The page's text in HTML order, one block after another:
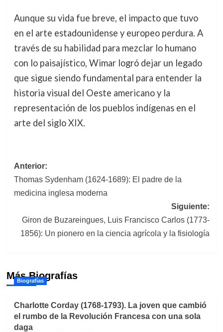
Aunque su vida fue breve, el impacto que tuvo
en el arte estadounidense y europeo perdura. A
través de su habilidad para mezclar lo humano
con lo paisajístico, Wimar logró dejar un legado
que sigue siendo fundamental para entender la
historia visual del Oeste americano y la
representación de los pueblos indígenas en el
arte del siglo XIX.
Navegación
de
entradas
Anterior:
Thomas Sydenham (1624-1689): El padre de la
medicina inglesa moderna
Siguiente:
Giron de Buzareingues, Luis Francisco Carlos (1773-
1856): Un pionero en la ciencia agrícola y la fisiología
Más Biografías
Biografías
Charlotte Corday (1768-1793). La joven que cambió
el rumbo de la Revolución Francesa con una sola
daga